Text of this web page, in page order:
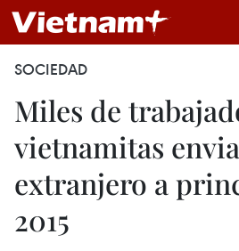
SOCIEDAD
Miles de
vietnamitas
extranjero a
2015